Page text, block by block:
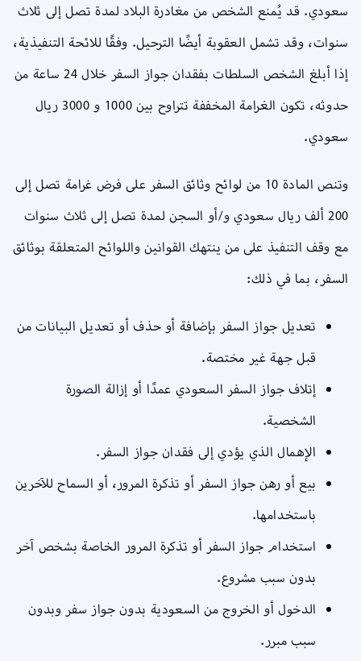
سعودي. قد يُمنع الشخص من مغادرة البلاد لمدة تصل إلى ثلاث
سنوات، وقد تشمل العقوبة أيضًا الترحيل. وفقًا للائحة التنفيذية،
إذا أبلغ الشخص السلطات بفقدان جواز السفر خلال 24 ساعة من
حدوثه، تكون الغرامة المخففة تتراوح بين 1000 و 3000 ريال
سعودي.
وتنص المادة 10 من لوائح وثائق السفر على فرض غرامة تصل إلى
200 ألف ريال سعودي و/أو السجن لمدة تصل إلى ثلاث سنوات
مع وقف التنفيذ على من ينتهك القوانين واللوائح المتعلقة بوثائق
السفر، بما في ذلك:
تعديل جواز السفر بإضافة أو حذف أو تعديل البيانات من
قبل جهة غير مختصة.
إتلاف جواز السفر السعودي عمدًا أو إزالة الصورة
الشخصية.
الإهمال الذي يؤدي إلى فقدان جواز السفر.
بيع أو رهن جواز السفر أو تذكرة المرور، أو السماح للآخرين
باستخدامها.
استخدام جواز السفر أو تذكرة المرور الخاصة بشخص آخر
بدون سبب مشروع.
الدخول أو الخروج من السعودية بدون جواز سفر وبدون
سبب مبرر.